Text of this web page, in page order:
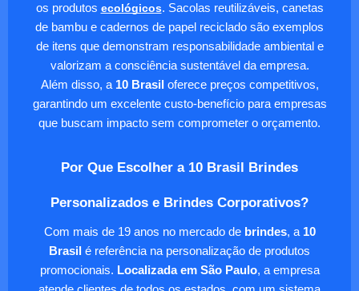
os produtos ecológicos. Sacolas reutilizáveis, canetas
de bambu e cadernos de papel reciclado são exemplos
de itens que demonstram responsabilidade ambiental e
valorizam a consciência sustentável da empresa.
Além disso, a 10 Brasiloferece preços competitivos,
garantindo um excelente custo-benefício para empresas
que buscam impacto sem comprometer o orçamento.
Por Que Escolher a 10 Brasil Brindes
Personalizados e Brindes Corporativos?
Com mais de 19 anos no mercado de brindes, a 10
Brasil é referência na personalização de produtos
promocionais. Localizada em São Paulo, a empresa